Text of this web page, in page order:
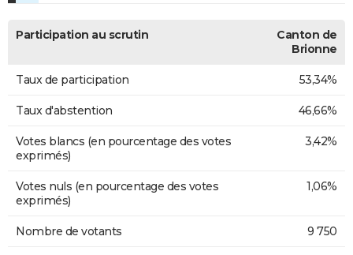
Participation au scrutin
Canton de
Brionne
Taux de participation 53,34%
Taux d'abstention 46,66%
Votes blancs (en pourcentage des votes
exprimés)
3,42%
Votes nuls (en pourcentage des votes
exprimés)
1,06%
Nombre de votants 9 750